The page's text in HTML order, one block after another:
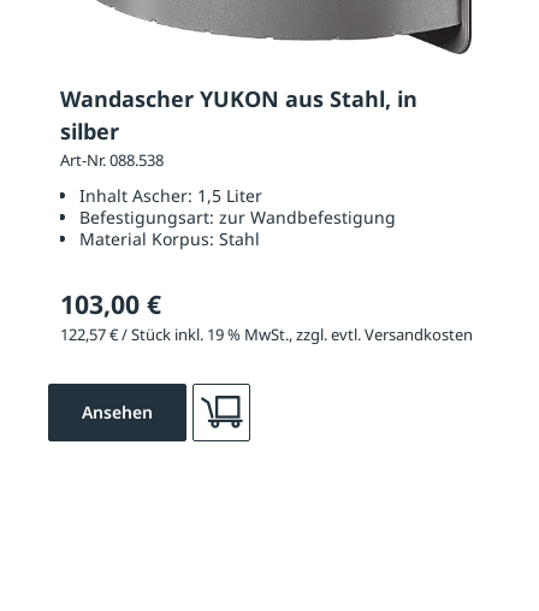
Wandascher YUKON aus Stahl, in
silber
Art-Nr. 088.538
Inhalt Ascher: 1,5 Liter
Befestigungsart: zur Wandbefestigung
Material Korpus: Stahl
103,00 €
122,57 € / Stück inkl. 19 % MwSt., zzgl. evtl. Versandkosten
Ansehen